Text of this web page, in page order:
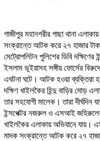
গাজীপুর মহানগরীর গাছা থানা
সংক্রান্তে আটক করে ২৭ হাজার
মেট্রোপলিটন পুলিশের ডিবি
ইসলাম ভূইয়াসহ সঙ্গীয় ফোর্সের
এঘটনা ঘটে। আটক হওয়া ব্যক্তিরা
দক্ষিণ খাইলকৈর হিন্দু বাড়ির মোড়
তার সহযোগী মালেক। তারা
ইন্সপেক্টর নজরুল ও এসআই জহিরুলের
খাইলকৈর এলাকায় অভিযানে যায়।
মাদক সংক্রান্তে আটক করে ২৭